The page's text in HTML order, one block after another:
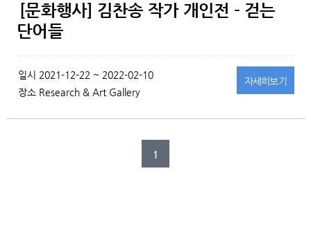
[문화행사] 김찬송 작가 개인전 - 걷는
단어들
일시 2021-12-22 ~ 2022-02-10
장소 Research & Art Gallery
자세히보기
1